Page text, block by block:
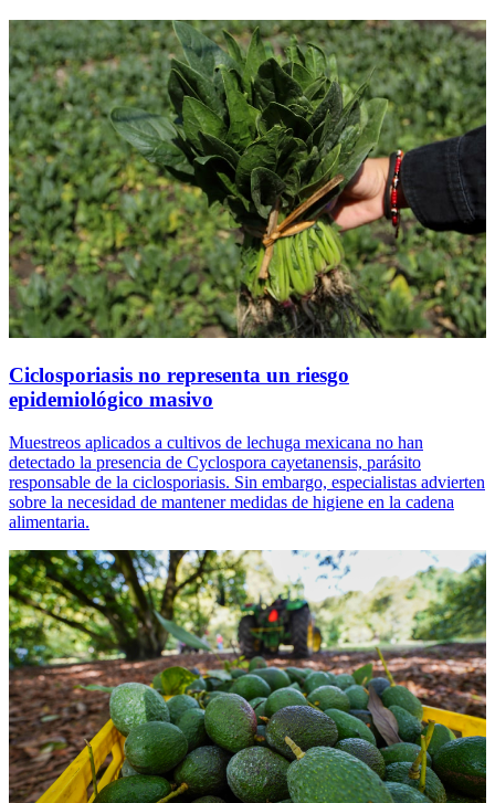
Ciclosporiasis no representa un riesgo
epidemiológico masivo
Muestreos aplicados a cultivos de lechuga mexicana no han
detectado la presencia de Cyclospora cayetanensis, parásito
responsable de la ciclosporiasis. Sin embargo, especialistas advierten
sobre la necesidad de mantener medidas de higiene en la cadena
alimentaria.